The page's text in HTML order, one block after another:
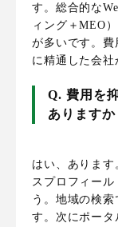
す。総合的な
ィング＋MEO
が多いです。費
に精通した会社
Q. 費用を
ありますか
はい、ありま
スプロフィー
う。地域の検
す。次にポータ